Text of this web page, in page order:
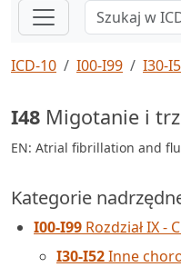
ICD-10 I00-I99 I30-
I48 Migotanie i
EN: Atrial fibrillation and
Kategorie
I00-I99 Rozdział IX -
I30-I52Inne